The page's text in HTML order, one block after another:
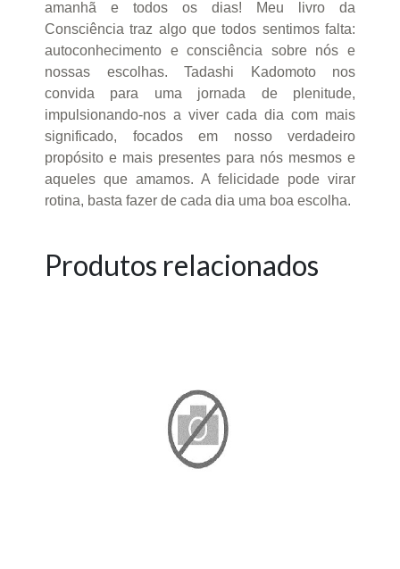
amanhã e todos os dias! Meu livro da
Consciência traz algo que todos sentimos falta:
autoconhecimento e consciência sobre nós e
nossas escolhas. Tadashi Kadomoto nos
convida para uma jornada de plenitude,
impulsionando-nos a viver cada dia com mais
significado, focados em nosso verdadeiro
propósito e mais presentes para nós mesmos e
aqueles que amamos. A felicidade pode virar
rotina, basta fazer de cada dia uma boa escolha.
Produtos relacionados